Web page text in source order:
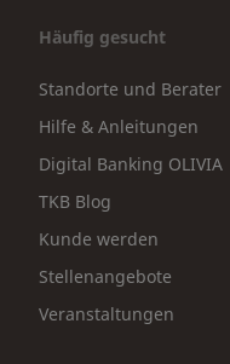
Häufig gesucht
Standorte und Berater
Hilfe & Anleitungen
Digital Banking OLIVIA
TKB Blog
Kunde werden
Stellenangebote
Veranstaltungen